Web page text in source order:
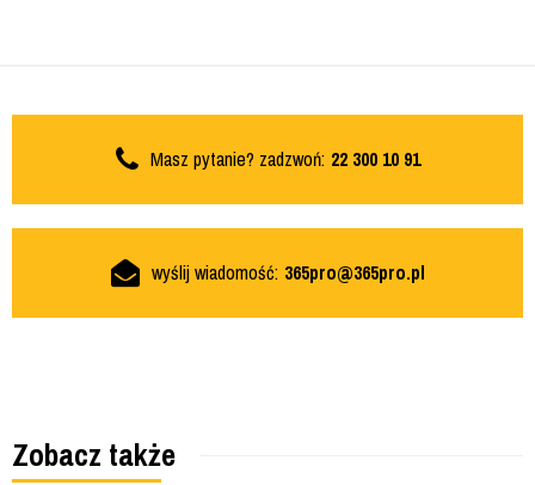
Masz pytanie? zadzwoń: 22 300 10 91
wyślij wiadomość: 365pro@365pro.pl
Zobacz także